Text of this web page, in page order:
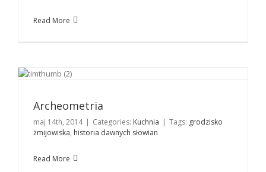
Read More
Archeometria
maj 14th, 2014 | Categories: Kuchnia | Tags: grodzisko
żmijowiska, historia dawnych słowian
Read More